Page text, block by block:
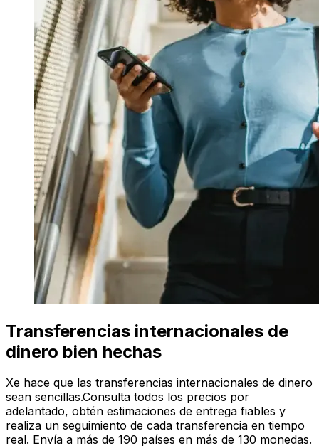
Transferencias internacionales de
dinero bien hechas
Xe hace que las transferencias internacionales de dinero
sean sencillas.Consulta todos los precios por
adelantado, obtén estimaciones de entrega fiables y
realiza un seguimiento de cada transferencia en tiempo
real. Envía a más de 190 países en más de 130 monedas.